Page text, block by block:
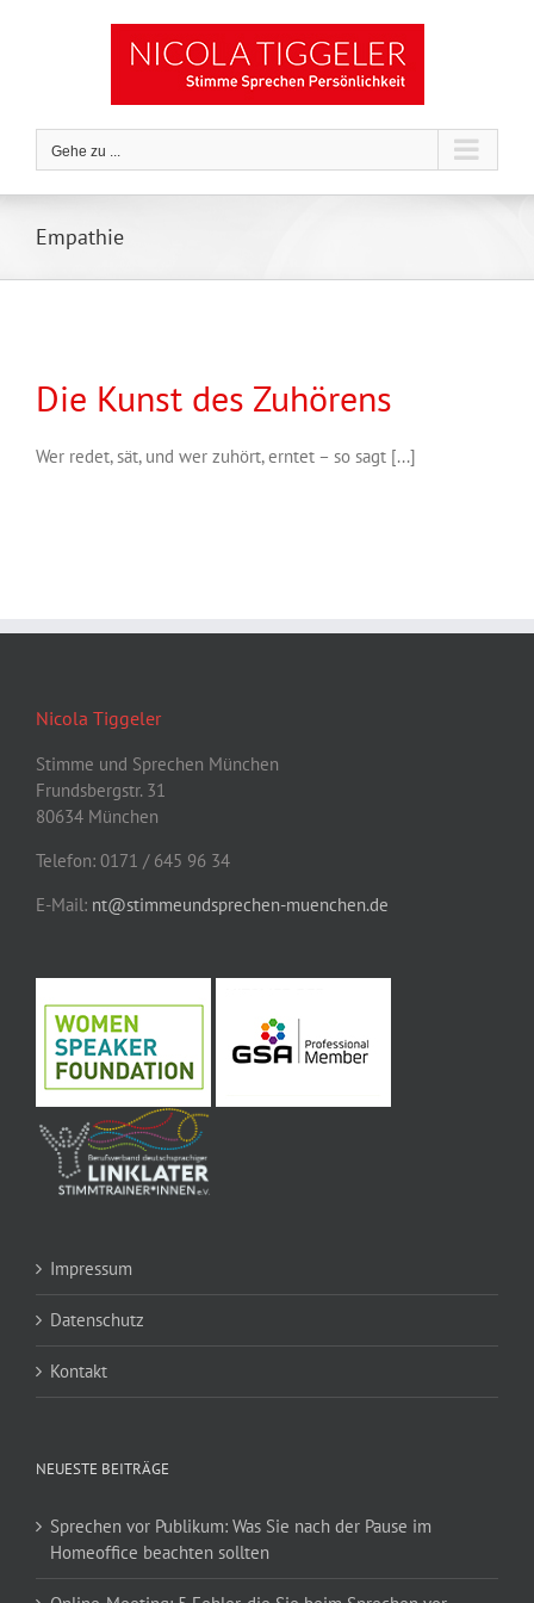
Gehe zu ...
Empathie
Die Kunst des Zuhörens
Wer redet, sät, und wer zuhört, erntet – so sagt [...]
Nicola Tiggeler
Stimme und Sprechen München
Frundsbergstr. 31
80634 München
Telefon: 0171 / 645 96 34
E-Mail: nt@stimmeundsprechen-muenchen.de
Impressum
Datenschutz
Kontakt
NEUESTE BEITRÄGE
Sprechen vor Publikum: Was Sie nach der Pause im
Homeoffice beachten sollten